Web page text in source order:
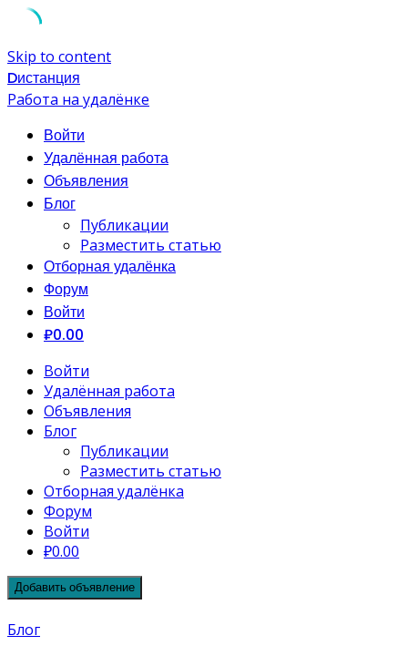
Skip to content
Dистанция
Работа на удалёнке
Войти
Удалённая работа
Объявления
Блог
Публикации
Разместить статью
Отборная удалёнка
Форум
Войти
₽0.00
Войти
Удалённая работа
Объявления
Блог
Публикации
Разместить статью
Отборная удалёнка
Форум
Войти
₽0.00
Добавить объявление
Блог